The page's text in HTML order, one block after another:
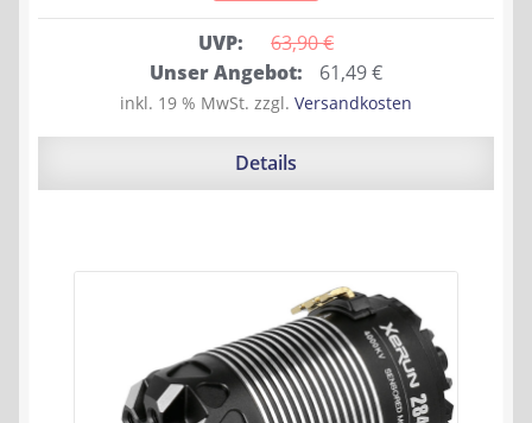
UVP: 63,90 €
Ursprünglicher
Preis
war:
Unser Angebot: 61,49€Aktueller
Preis
ist:
inkl. 19 % MwSt. zzgl. Versandkosten
Details